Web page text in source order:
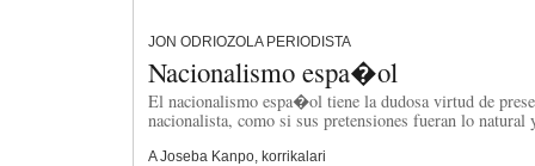
JON ODRIOZOLA PERIODISTA
Nacionalismo espa�ol
El nacionalismo espa�ol tiene la dudosa virtud de
nacionalista, como si sus pretensiones fueran lo natural
A Joseba Kanpo, korrikalari